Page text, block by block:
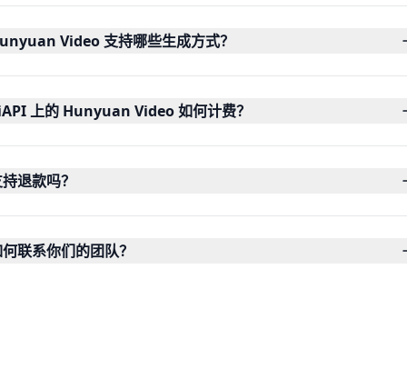
Video 支持哪些生成方式？
上的 Hunyuan Video 如何计费？
退款吗？
联系你们的团队？